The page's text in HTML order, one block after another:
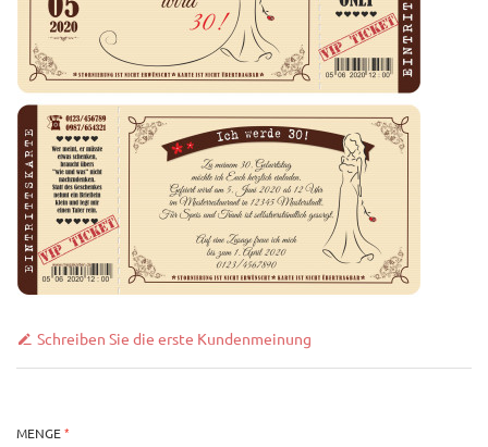
Schreiben Sie die erste Kundenmeinung
MENGE